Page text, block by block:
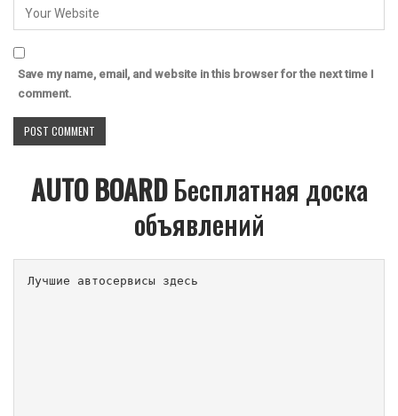
Save my name, email, and website in this browser for the next time I
comment.
AUTO BOARDБесплатная доска
объявлений
Лучшие автосервисы здесь